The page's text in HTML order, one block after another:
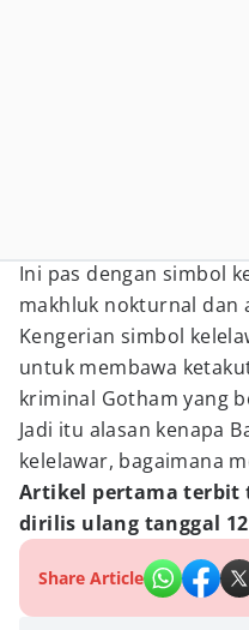
Ini pas dengan simbol
makhluk nokturnal dan
Kengerian simbol
untuk membawa
kriminal Gotham yang
Jadi itu alasan kenapa
kelelawar, bagaimana
Artikel pertama terbit
dirilis ulang tanggal 12
Share Article